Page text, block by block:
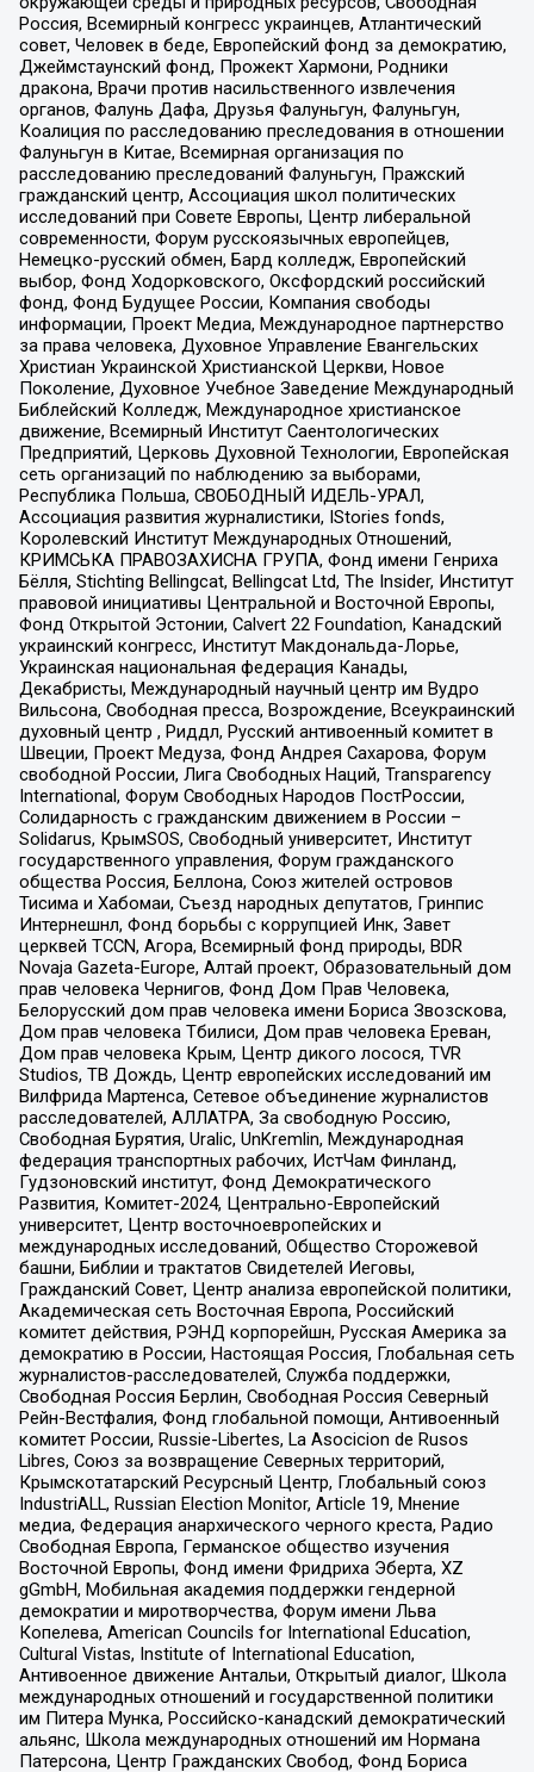
Россия, Всемирный конгресс украинцев, Атлантический
совет, Человек в беде, Европейский фонд за демократию,
Джеймстаунский фонд, Прожект Хармони, Родники
дракона, Врачи против насильственного извлечения
органов, Фалунь Дафа, Друзья Фалуньгун, Фалуньгун,
Коалиция по расследованию преследования в отношении
Фалуньгун в Китае, Всемирная организация по
расследованию преследований Фалуньгун, Пражский
гражданский центр, Ассоциация школ политических
исследований при Совете Европы, Центр либеральной
современности, Форум русскоязычных европейцев,
Немецко-русский обмен, Бард колледж, Европейский
выбор, Фонд Ходорковского, Оксфордский российский
фонд, Фонд Будущее России, Компания свободы
информации, Проект Медиа, Международное партнерство
за права человека, Духовное Управление Евангельских
Христиан Украинской Христианской Церкви, Новое
Поколение, Духовное Учебное Заведение Международный
Библейский Колледж, Международное христианское
движение, Всемирный Институт Саентологических
Предприятий, Церковь Духовной Технологии, Европейская
сеть организаций по наблюдению за выборами,
Республика Польша, СВОБОДНЫЙ ИДЕЛЬ-УРАЛ,
Ассоциация развития журналистики, IStories fonds,
Королевский Институт Международных Отношений,
КРИМСЬКА ПРАВОЗАХИСНА ГРУПА, Фонд имени Генриха
Бёлля, Stichting Bellingcat, Bellingcat Ltd, The Insider, Институт
правовой инициативы Центральной и Восточной Европы,
Фонд Открытой Эстонии, Calvert 22 Foundation, Канадский
украинский конгресс, Институт Макдональда-Лорье,
Украинская национальная федерация Канады,
Декабристы, Международный научный центр им Вудро
Вильсона, Свободная пресса, Возрождение, Всеукраинский
духовный центр , Риддл, Русский антивоенный комитет в
Швеции, Проект Медуза, Фонд Андрея Сахарова, Форум
свободной России, Лига Свободных Наций, Transparеncy
International, Форум Свободных Народов ПостРоссии,
Солидарность с гражданским движением в России –
Solidarus, КрымSOS, Свободный университет, Институт
государственного управления, Форум гражданского
общества Россия, Беллона, Союз жителей островов
Тисима и Хабомаи, Съезд народных депутатов, Гринпис
Интернешнл, Фонд борьбы с коррупцией Инк, Завет
церквей TCCN, Агора, Всемирный фонд природы, BDR
Novaja Gazeta-Europe, Алтай проект, Образовательный дом
прав человека Чернигов, Фонд Дом Прав Человека,
Белорусский дом прав человека имени Бориса Звозскова,
Дом прав человека Тбилиси, Дом прав человека Ереван,
Дом прав человека Крым, Центр дикого лосося, TVR
Studios, ТВ Дождь, Центр европейских исследований им
Вилфрида Мартенса, Сетевое объединение журналистов
расследователей, АЛЛАТРА, За свободную Россию,
Свободная Бурятия, Uralic, UnKremlin, Международная
федерация транспортных рабочих, ИстЧам Финланд,
Гудзоновский институт, Фонд Демократического
Развития, Комитет-2024, Центрально-Европейский
университет, Центр восточноевропейских и
международных исследований, Общество Сторожевой
башни, Библии и трактатов Свидетелей Иеговы,
Гражданский Совет, Центр анализа европейской политики,
Академическая сеть Восточная Европа, Российский
комитет действия, РЭНД корпорейшн, Русская Америка за
демократию в России, Настоящая Россия, Глобальная сеть
журналистов-расследователей, Служба поддержки,
Свободная Россия Берлин, Свободная Россия Северный
Рейн-Вестфалия, Фонд глобальной помощи, Антивоенный
комитет России, Russie-Libertes, La Asocicion de Rusos
Libres, Союз за возвращение Северных территорий,
Крымскотатарский Ресурсный Центр, Глобальный союз
IndustriALL, Russian Election Monitor, Article 19, Мнение
медиа, Федерация анархического черного креста, Радио
Свободная Европа, Германское общество изучения
Восточной Европы, Фонд имени Фридриха Эберта, XZ
gGmbH, Мобильная академия поддержки гендерной
демократии и миротворчества, Форум имени Льва
Копелева, American Councils for International Education,
Cultural Vistas, Institute of International Education,
Антивоенное движение Антальи, Открытый диалог, Школа
международных отношений и государственной политики
им Питера Мунка, Российско-канадский демократический
альянс, Школа международных отношений им Нормана
Патерсона, Центр Гражданских Свобод, Фонд Бориса